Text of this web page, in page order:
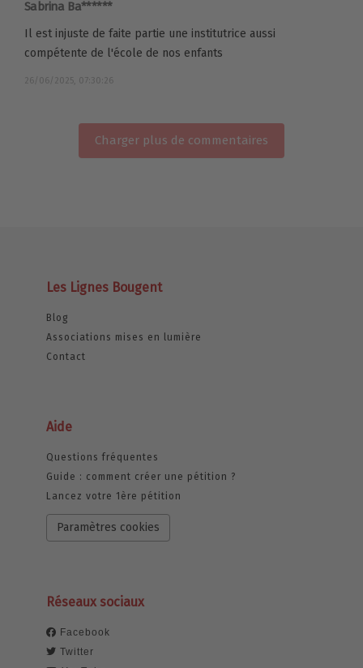
Sabrina Ba******
Il est injuste de faite partie une institutrice aussi
compétente de l'école de nos enfants
26/06/2025, 07:30:26
Charger plus de commentaires
Les Lignes Bougent
Blog
Associations mises en lumière
Contact
Aide
Questions fréquentes
Guide : comment créer une pétition ?
Lancez votre 1ère pétition
Paramètres cookies
Réseaux sociaux
Facebook
Twitter